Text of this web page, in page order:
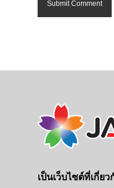
เป็นเว็บไซต์ที่เกี่ย